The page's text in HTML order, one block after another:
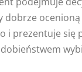
dobrze
i prezentuje się